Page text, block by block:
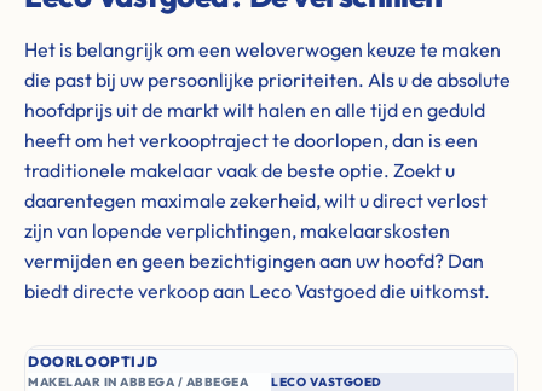
Het is belangrijk om een weloverwogen keuze te maken
die past bij uw persoonlijke prioriteiten. Als u de absolute
hoofdprijs uit de markt wilt halen en alle tijd en geduld
heeft om het verkooptraject te doorlopen, dan is een
traditionele makelaar vaak de beste optie. Zoekt u
daarentegen maximale zekerheid, wilt u direct verlost
zijn van lopende verplichtingen, makelaarskosten
vermijden en geen bezichtigingen aan uw hoofd? Dan
biedt directe verkoop aan Leco Vastgoed die uitkomst.
DOORLOOPTIJD
MAKELAAR IN ABBEGA / ABBEGEA LECO VASTGOED